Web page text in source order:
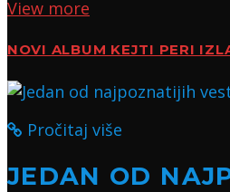
View more
NOVI ALBUM KEJTI PERI
Pročitaj više
JEDAN OD